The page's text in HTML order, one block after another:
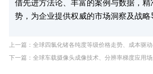
借先进方法论、丰富的案例与数据，精
势，为企业提供权威的市场洞察及战略
上一篇：全球四氯化锗各纯度等级价格走势、成本驱
下一篇：全球车载摄像头成像技术、分辨率梯度应用